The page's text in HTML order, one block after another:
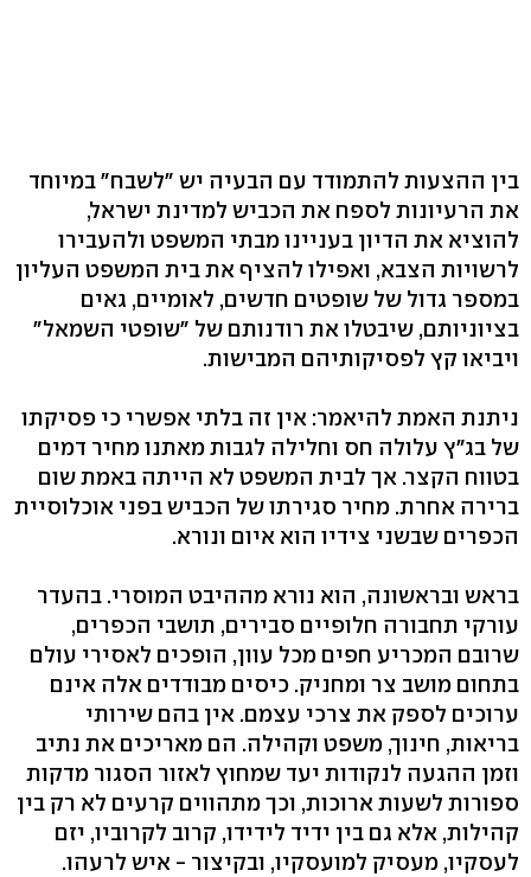
בין ההצעות להתמודד עם הבעיה יש "לשבח" במיוחד
את הרעיונות לספח את הכביש למדינת ישראל,
להוציא את הדיון בעניינו מבתי המשפט ולהעבירו
לרשויות הצבא, ואפילו להציף את בית המשפט העליון
במספר גדול של שופטים חדשים, לאומיים, גאים
בציוניותם, שיבטלו את רודנותם של "שופטי השמאל"
ויביאו קץ לפסיקותיהם המבישות.
ניתנת האמת להיאמר: אין זה בלתי אפשרי כי פסיקתו
של בג"ץ עלולה חס וחלילה לגבות מאתנו מחיר דמים
בטווח הקצר. אך לבית המשפט לא הייתה באמת שום
ברירה אחרת. מחיר סגירתו של הכביש בפני אוכלוסיית
הכפרים שבשני צידיו הוא איום ונורא.
בראש ובראשונה, הוא נורא מההיבט המוסרי. בהעדר
עורקי תחבורה חלופיים סבירים, תושבי הכפרים,
שרובם המכריע חפים מכל עוון, הופכים לאסירי עולם
בתחום מושב צר ומחניק. כיסים מבודדים אלה אינם
ערוכים לספק את צרכי עצמם. אין בהם שירותי
בריאות, חינוך, משפט וקהילה. הם מאריכים את נתיב
וזמן ההגעה לנקודות יעד שמחוץ לאזור הסגור מדקות
ספורות לשעות ארוכות, וכך מתהווים קרעים לא רק בין
קהילות, אלא גם בין ידיד לידידו, קרוב לקרוביו, יזם
לעסקיו, מעסיק למועסקיו, ובקיצור - איש לרעהו.